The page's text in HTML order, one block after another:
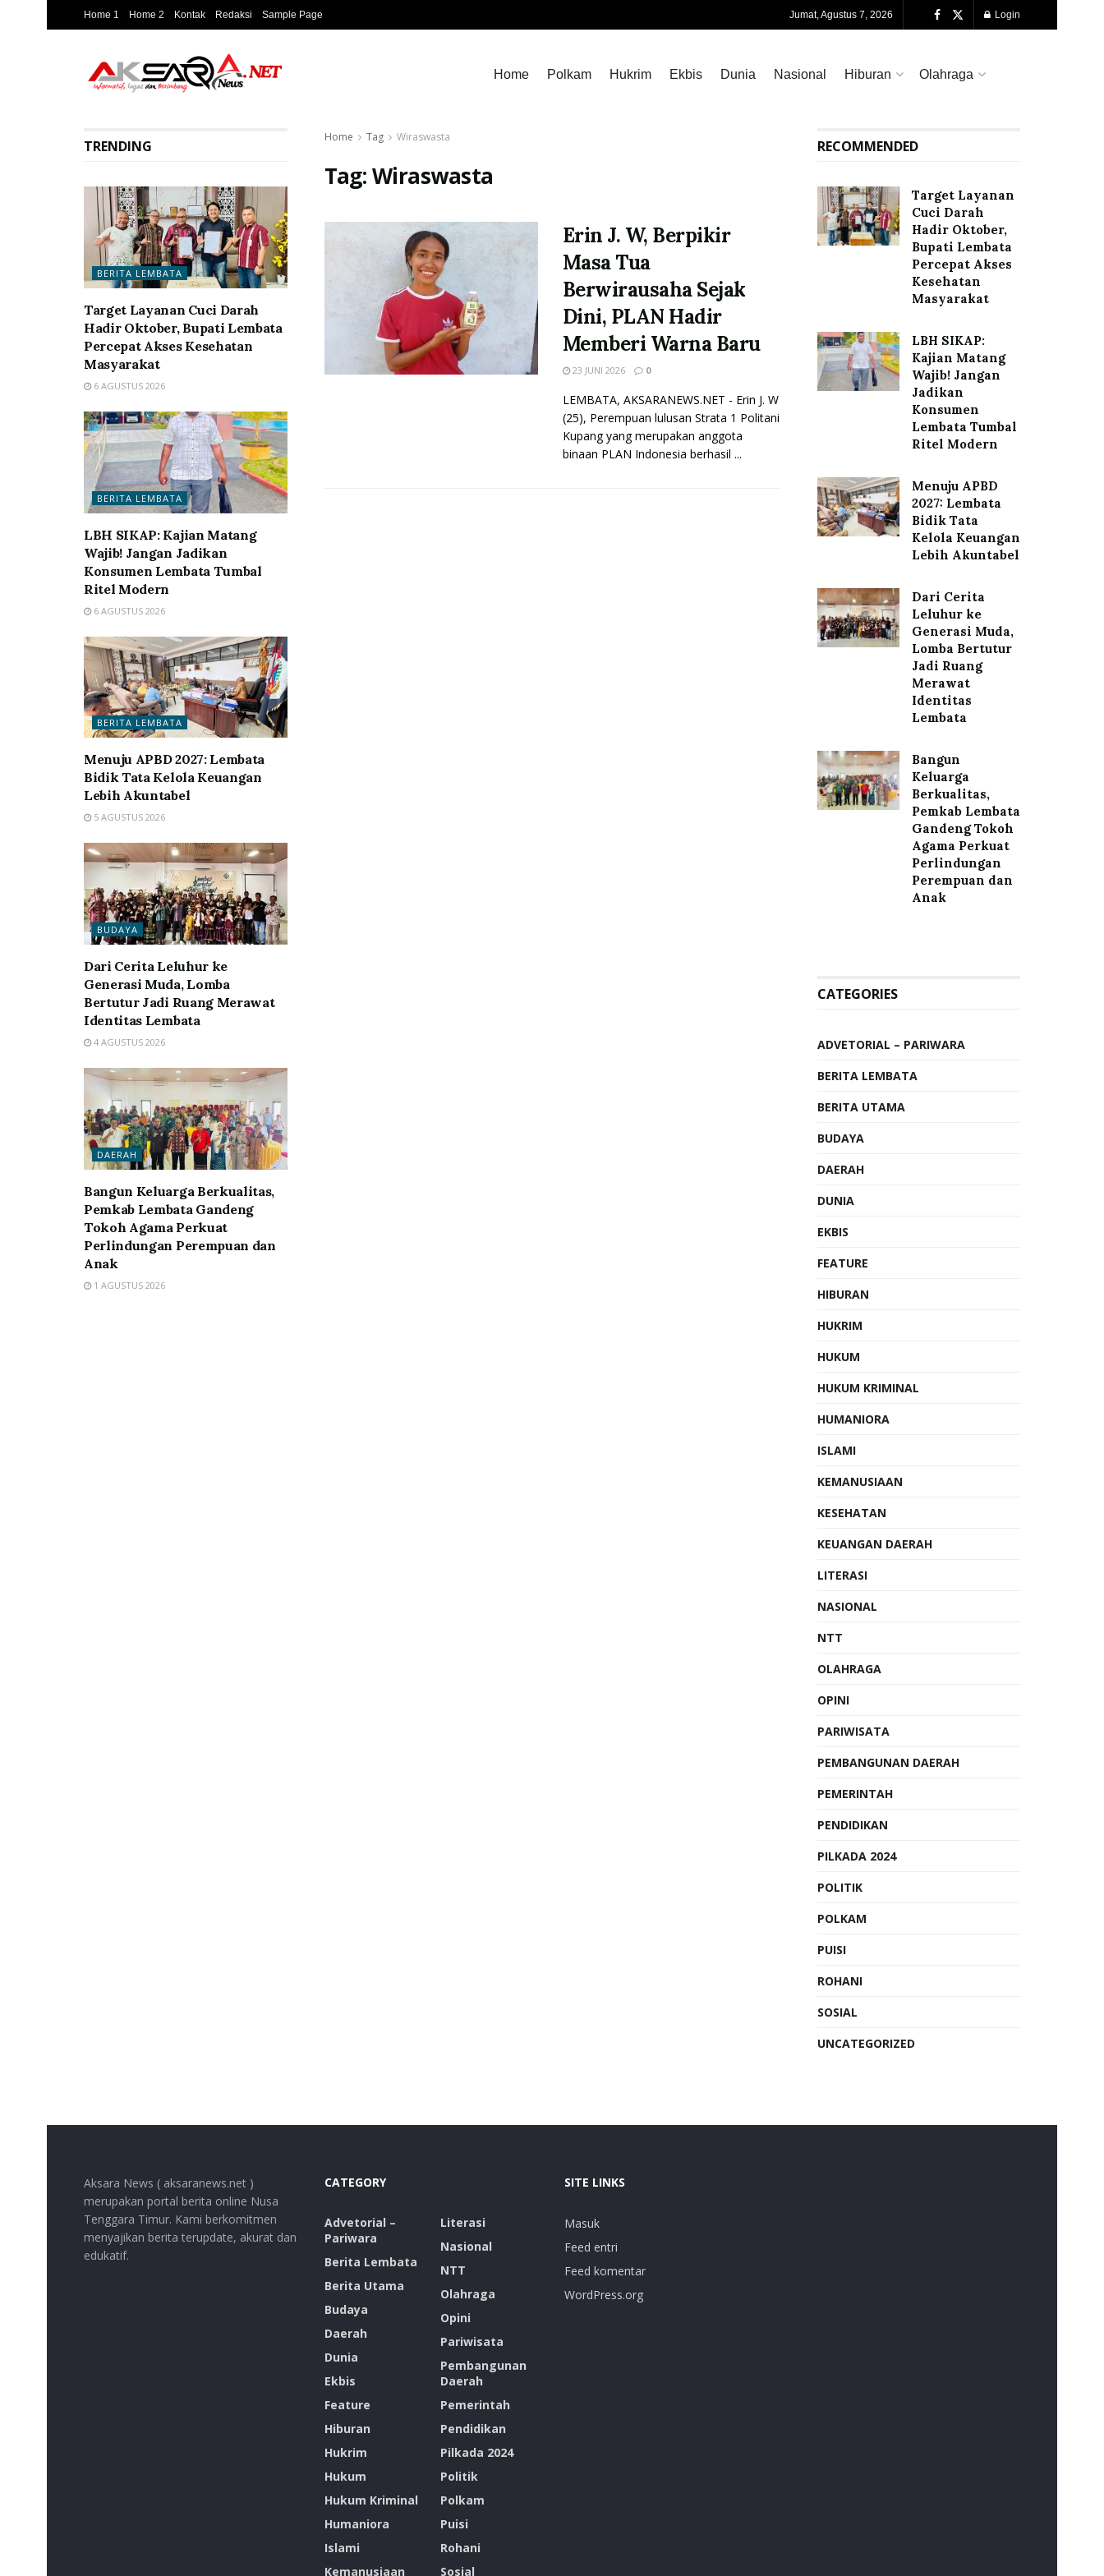
Home 1 Home 2 Kontak Redaksi Sample Page Jumat, Agustus 7, 2026 Login
Home Polkam Hukrim Ekbis Dunia Nasional Hiburan Olahraga
Home Tag Wiraswasta
Tag:Wiraswasta
Erin J. W, Berpikir
Masa Tua
Berwirausaha Sejak
Dini, PLAN Hadir
Memberi Warna Baru
23 JUNI 2026 0
LEMBATA, AKSARANEWS.NET - Erin J. W
(25), Perempuan lulusan Strata 1 Politani
Kupang yang merupakan anggota
binaan PLAN Indonesia berhasil ...
TRENDING
BERITA LEMBATA
Target Layanan Cuci Darah
Hadir Oktober, Bupati Lembata
Percepat Akses Kesehatan
Masyarakat
6 AGUSTUS 2026
BERITA LEMBATA
LBH SIKAP: Kajian Matang
Wajib! Jangan Jadikan
Konsumen Lembata Tumbal
Ritel Modern
6 AGUSTUS 2026
BERITA LEMBATA
Menuju APBD 2027: Lembata
Bidik Tata Kelola Keuangan
Lebih Akuntabel
5 AGUSTUS 2026
BUDAYA
Dari Cerita Leluhur ke
Generasi Muda, Lomba
Bertutur Jadi Ruang Merawat
Identitas Lembata
4 AGUSTUS 2026
DAERAH
Bangun Keluarga Berkualitas,
Pemkab Lembata Gandeng
Tokoh Agama Perkuat
Perlindungan Perempuan dan
Anak
1 AGUSTUS 2026
RECOMMENDED
Target Layanan
Cuci Darah
Hadir Oktober,
Bupati Lembata
Percepat Akses
Kesehatan
Masyarakat
LBH SIKAP:
Kajian Matang
Wajib! Jangan
Jadikan
Konsumen
Lembata Tumbal
Ritel Modern
Menuju APBD
2027: Lembata
Bidik Tata
Kelola Keuangan
Lebih Akuntabel
Dari Cerita
Leluhur ke
Generasi Muda,
Lomba Bertutur
Jadi Ruang
Merawat
Identitas
Lembata
Bangun
Keluarga
Berkualitas,
Pemkab Lembata
Gandeng Tokoh
Agama Perkuat
Perlindungan
Perempuan dan
Anak
CATEGORIES
ADVETORIAL – PARIWARA
BERITA LEMBATA
BERITA UTAMA
BUDAYA
DAERAH
DUNIA
EKBIS
FEATURE
HIBURAN
HUKRIM
HUKUM
HUKUM KRIMINAL
HUMANIORA
ISLAMI
KEMANUSIAAN
KESEHATAN
KEUANGAN DAERAH
LITERASI
NASIONAL
NTT
OLAHRAGA
OPINI
PARIWISATA
PEMBANGUNAN DAERAH
PEMERINTAH
PENDIDIKAN
PILKADA 2024
POLITIK
POLKAM
PUISI
ROHANI
SOSIAL
UNCATEGORIZED
Aksara News ( aksaranews.net )
merupakan portal berita online Nusa
Tenggara Timur. Kami berkomitmen
menyajikan berita terupdate, akurat dan
edukatif.
CATEGORY
Advetorial –
Pariwara
Berita Lembata
Berita Utama
Budaya
Daerah
Dunia
Ekbis
Feature
Hiburan
Hukrim
Hukum
Hukum Kriminal
Humaniora
Islami
Kemanusiaan
Literasi
Nasional
NTT
Olahraga
Opini
Pariwisata
Pembangunan
Daerah
Pemerintah
Pendidikan
Pilkada 2024
Politik
Polkam
Puisi
Rohani
Sosial
SITE LINKS
Masuk
Feed entri
Feed komentar
WordPress.org